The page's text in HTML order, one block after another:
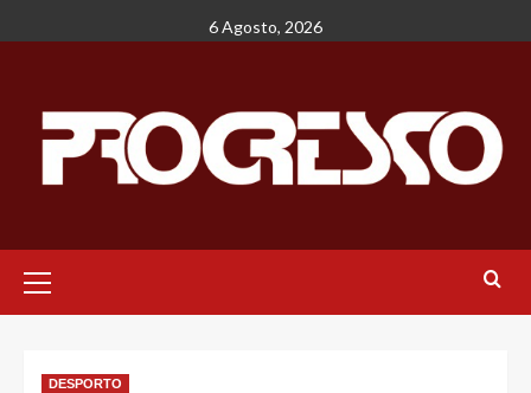
para
6 Agosto, 2026
principal
DESPORTO